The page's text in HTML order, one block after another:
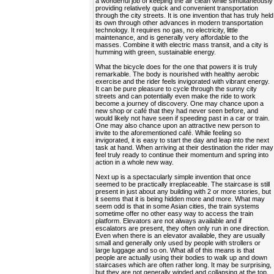
providing relatively quick and convenient transportation
through the city streets. It is one invention that has truly held
its own through other advances in modern transportation
technology. It requires no gas, no electricity, little
maintenance, and is generally very affordable to the
masses. Combine it with electric mass transit, and a city is
humming with green, sustainable energy.
What the bicycle does for the one that powers it is truly
remarkable. The body is nourished with healthy aerobic
exercise and the rider feels invigorated with vibrant energy.
It can be pure pleasure to cycle through the sunny city
streets and can potentially even make the ride to work
become a journey of discovery. One may chance upon a
new shop or café that they had never seen before, and
would likely not have seen if speeding past in a car or train.
One may also chance upon an attractive new person to
invite to the aforementioned café. While feeling so
invigorated, it is easy to start the day and leap into the next
task at hand. When arriving at their destination the rider may
feel truly ready to continue their momentum and spring into
action in a whole new way.
Next up is a spectacularly simple invention that once
seemed to be practically irreplaceable. The staircase is still
present in just about any building with 2 or more stories, but
it seems that it is being hidden more and more. What may
seem odd is that in some Asian cities, the train systems
sometime offer no other easy way to access the train
platform. Elevators are not always available and if
escalators are present, they often only run in one direction.
Even when there is an elevator available, they are usually
small and generally only used by people with strollers or
large luggage and so on. What all of this means is that
people are actually using their bodies to walk up and down
staircases which are often rather long. It may be surprising,
but they are not generally winded and collapsing at the top,